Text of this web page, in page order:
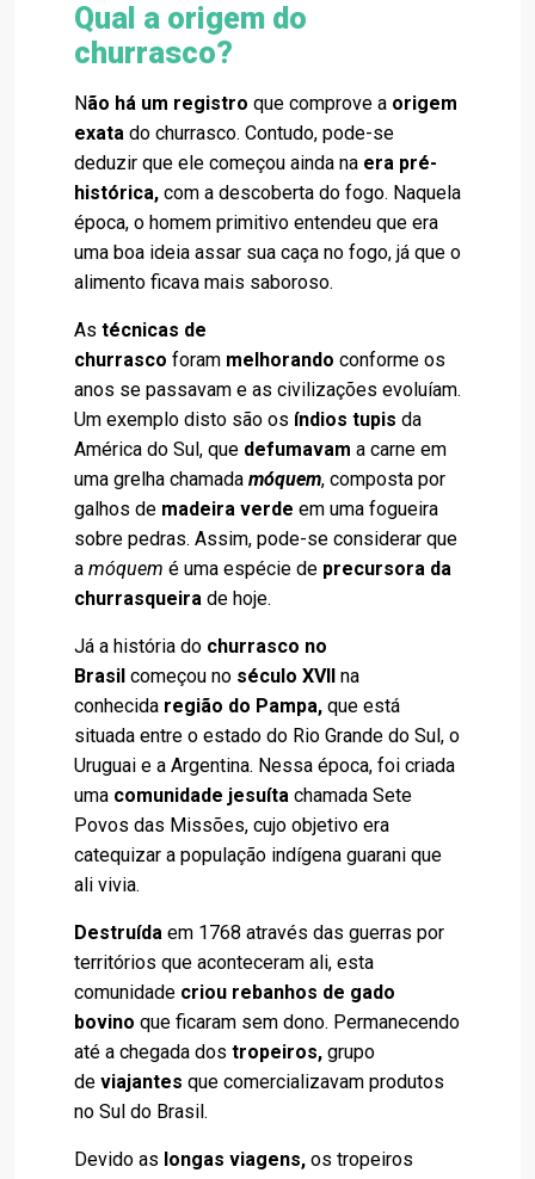
Qual a origem do
churrasco?
Não há um registro que comprove a origem
exata do churrasco. Contudo, pode-se
deduzir que ele começou ainda na era pré-
histórica, com a descoberta do fogo. Naquela
época, o homem primitivo entendeu que era
uma boa ideia assar sua caça no fogo, já que o
alimento ficava mais saboroso.
As técnicas de
churrasco foram melhorando conforme os
anos se passavam e as civilizações evoluíam.
Um exemplo disto são os índios tupis da
América do Sul, que defumavam a carne em
uma grelha chamada móquem, composta por
galhos de madeira verde em uma fogueira
sobre pedras. Assim, pode-se considerar que
a móquem é uma espécie de precursora da
churrasqueira de hoje.
Já a história do churrasco no
Brasil começou no século XVII na
conhecida região do Pampa, que está
situada entre o estado do Rio Grande do Sul, o
Uruguai e a Argentina. Nessa época, foi criada
uma comunidade jesuíta chamada Sete
Povos das Missões, cujo objetivo era
catequizar a população indígena guarani que
ali vivia.
Destruída em 1768 através das guerras por
territórios que aconteceram ali, esta
comunidade criou rebanhos de gado
bovino que ficaram sem dono. Permanecendo
até a chegada dos tropeiros, grupo
de viajantes que comercializavam produtos
no Sul do Brasil.
Devido as longas viagens, os tropeiros